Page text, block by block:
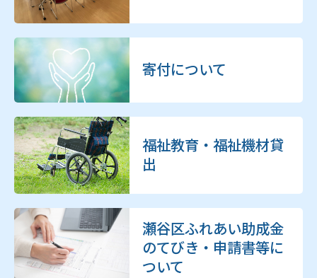
寄付について
福祉教育・福祉機材貸
出
瀬谷区ふれあい助成金
のてびき・申請書等に
ついて